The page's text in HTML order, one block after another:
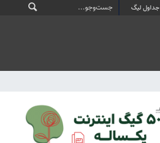
جداول لیگ